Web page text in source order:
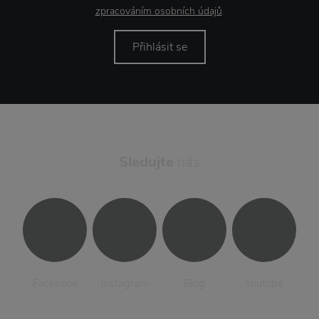
zpracováním osobních údajů.
Přihlásit se